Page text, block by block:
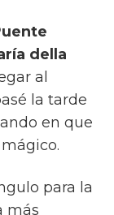
della
al
la tarde
en que
para la
más